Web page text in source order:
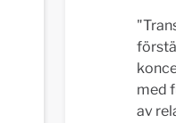
med
av